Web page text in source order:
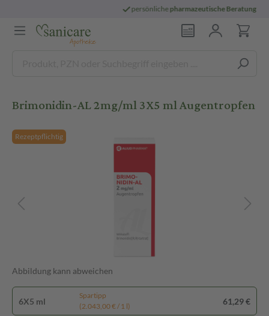
pharmazeutische Beratung
Brimonidin-AL 2mg/ml 3X5 ml Augentropfen
Rezeptpflichtig
Abbildung kann abweichen
6X5 ml
Spartipp
(2.043,00 € / 1 l)
61,29 €